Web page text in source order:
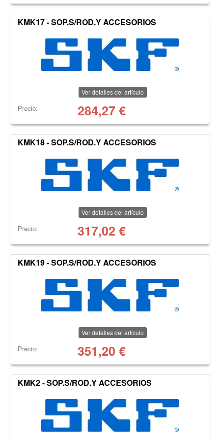
KMK17 - SOP.S/ROD.Y ACCESORIOS
Ver detalles del artículo
Precio: 284,27€
KMK18 - SOP.S/ROD.Y ACCESORIOS
Ver detalles del artículo
Precio: 317,02 €
KMK19 - SOP.S/ROD.Y ACCESORIOS
Ver detalles del artículo
Precio: 351,20 €
KMK2 - SOP.S/ROD.Y ACCESORIOS